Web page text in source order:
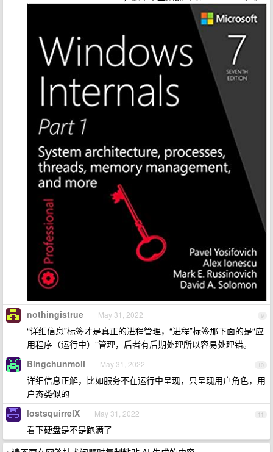
9
nothingistrue May 31, 2022
“详细信息”标签才是真正的进程管理，“进程”标签那下面的是“应
用程序（运行中）”管理，后者有后期处理所以容易处理错。
10
Bingchunmoli May 31, 2022
详细信息正解，比如服务不在运行中呈现，只呈现用户角色，用
户态类似的
11
lostsquirrelX May 31, 2022
看下硬盘是不是跑满了